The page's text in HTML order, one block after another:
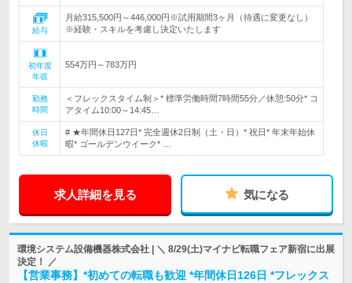
給与
月給315,500円～446,000円※試用期間3ヶ月（待遇に変更なし）
※経験・スキルを考慮し決定いたします
初年度
年収
554万円～783万円
勤務
時間
＜フレックスタイム制＞* 標準労働時間7時間55分／休憩:50分* コ
アタイム10:00～14:45…
休日
休暇
# ★年間休日127日* 完全週休2日制（土・日）* 祝日* 年末年始休
暇* ゴールデンウイーク* …
求人詳細を見る 気になる
環境システム設備機器株式会社 | ＼ 8/29(土)マイナビ転職フェア新宿に出展
決定！ ／
【営業事務】*初めての転職も歓迎 *年間休日126日 *フレックス